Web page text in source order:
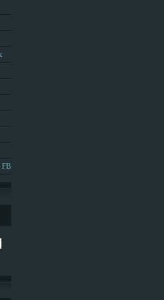
FB